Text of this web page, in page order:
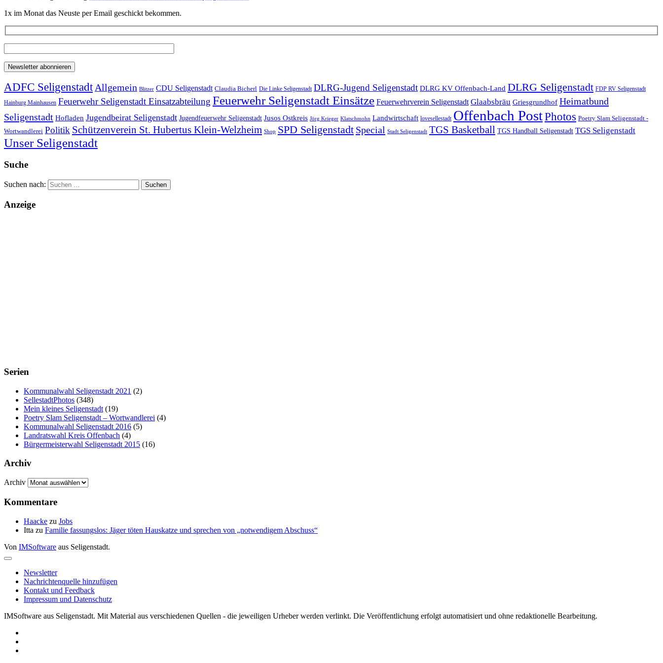
1x im Monat das Neuste per Email geschickt bekommen.
ADFC SeligenstadtAllgemein Blitzer CDU Seligenstadt Claudia Bicherl Die Linke Seligenstadt DLRG-Jugend Seligenstadt DLRG KV Offenbach-Land DLRG Seligenstadt FDP RV Seligenstadt
Hainburg Mainhausen Feuerwehr Seligenstadt Einsatzabteilung Feuerwehr Seligenstadt Einsätze Feuerwehrverein Seligenstadt Glaabsbräu Griesgrundhof Heimatbund
Seligenstadt Hofladen Jugendbeirat Seligenstadt Jugendfeuerwehr Seligenstadt Jusos Ostkreis Jörg Krieger Klatschmohn Landwirtschaft lovesellestadt Offenbach PostPhotos Poetry Slam Seligenstadt -
Wortwandlerei Politik Schützenverein St. Hubertus Klein-Welzheim Shop SPD Seligenstadt Special Stadt Seligenstadt TGS Basketball TGS Handball Seligenstadt TGS Seligenstadt
Unser Seligenstadt
Suche
Suchen nach:
Anzeige
Serien
Kommunalwahl Seligenstadt 2021 (2)
SellestadtPhotos (348)
Mein kleines Seligenstadt (19)
Poetry Slam Seligenstadt – Wortwandlerei (4)
Kommunalwahl Seligenstadt 2016 (5)
Landratswahl Kreis Offenbach (4)
Bürgermeisterwahl Seligenstadt 2015 (16)
Archiv
Archiv
Kommentare
Haacke zu Jobs
Itta zu Familie fassungslos: Jäger töten Hauskatze und sprechen von „notwendigem Abschuss“
Von IMSoftware aus Seligenstadt.
Newsletter
Nachrichtenquelle hinzufügen
Kontakt und Feedback
Impressum und Datenschutz
IMSoftware aus Seligenstadt. Mit Material aus verschiedenen Quellen - die jeweiligen Urheber werden verlinkt. Die Veröffentlichung erfolgt automatisiert und ohne redaktionelle Bearbeitung.